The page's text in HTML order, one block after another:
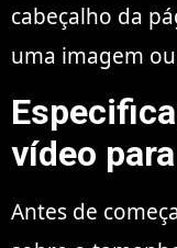
cabeçalho da
uma imagem
vídeo
Antes de